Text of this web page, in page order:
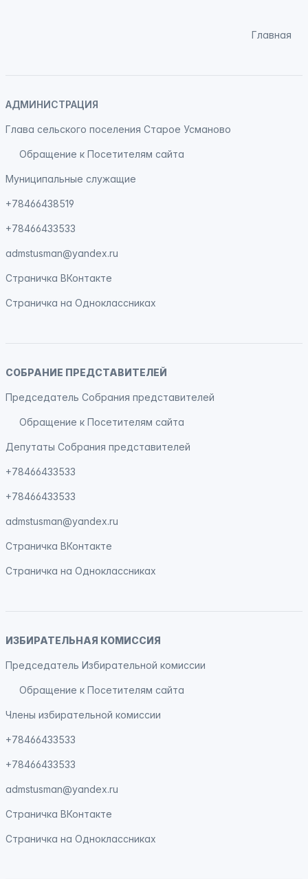
Главная
АДМИНИСТРАЦИЯ
Глава сельского поселения Старое Усманово
Обращение к Посетителям сайта
Муниципальные служащие
+78466438519
+78466433533
admstusman@yandex.ru
Страничка ВКонтакте
Страничка на Одноклассниках
СОБРАНИЕ ПРЕДСТАВИТЕЛЕЙ
Председатель Собрания представителей
Обращение к Посетителям сайта
Депутаты Собрания представителей
+78466433533
+78466433533
admstusman@yandex.ru
Страничка ВКонтакте
Страничка на Одноклассниках
ИЗБИРАТЕЛЬНАЯ КОМИССИЯ
Председатель Избирательной комиссии
Обращение к Посетителям сайта
Члены избирательной комиссии
+78466433533
+78466433533
admstusman@yandex.ru
Страничка ВКонтакте
Страничка на Одноклассниках